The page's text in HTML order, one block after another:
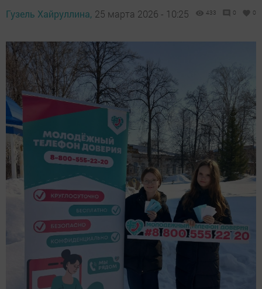
Гузель Хайруллина, 25 марта 2026 - 10:25 433 0 0